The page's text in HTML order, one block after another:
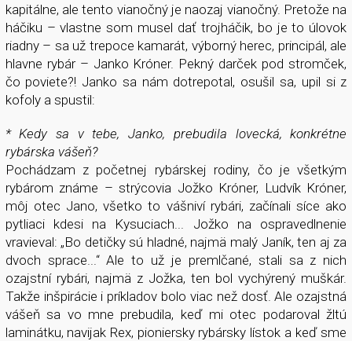
kapitálne, ale tento vianočný je naozaj vianočný. Pretože na
háčiku – vlastne som musel dať trojháčik, bo je to úlovok
riadny – sa už trepoce kamarát, výborný herec, principál, ale
hlavne rybár – Janko Króner. Pekný darček pod stromček,
čo poviete?! Janko sa nám dotrepotal, osušil sa, upil si z
kofoly a spustil:
* Kedy sa v tebe, Janko, prebudila lovecká, konkrétne
rybárska vášeň?
Pochádzam z početnej rybárskej rodiny, čo je všetkým
rybárom známe – strýcovia Jožko Króner, Ludvík Króner,
môj otec Jano, všetko to vášniví rybári, začínali síce ako
pytliaci kdesi na Kysuciach... Jožko na ospravedlnenie
vravieval: „Bo detičky sú hladné, najmä malý Janík, ten aj za
dvoch sprace...“ Ale to už je premlčané, stali sa z nich
ozajstní rybári, najmä z Jožka, ten bol vychýrený muškár.
Takže inšpirácie i príkladov bolo viac než dosť. Ale ozajstná
vášeň sa vo mne prebudila, keď mi otec podaroval žltú
laminátku, navijak Rex, pioniersky rybársky lístok a keď sme